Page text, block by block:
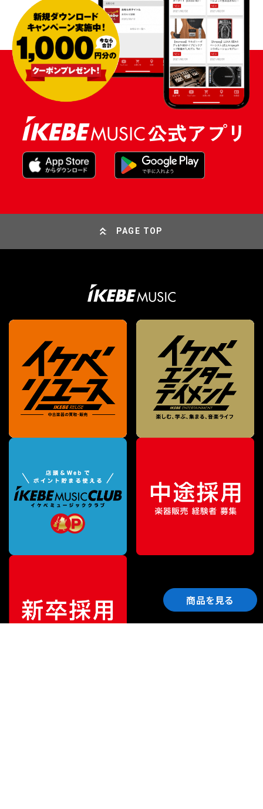
商品を見る
PAGE TOP